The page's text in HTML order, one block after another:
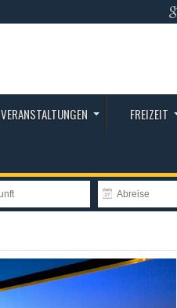
VERANSTALTUNGEN FREIZEIT